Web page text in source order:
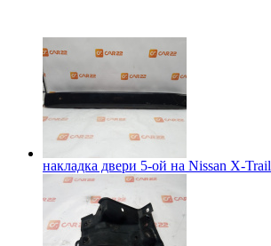
накладка двери 5-ой на Nissan X-Trail